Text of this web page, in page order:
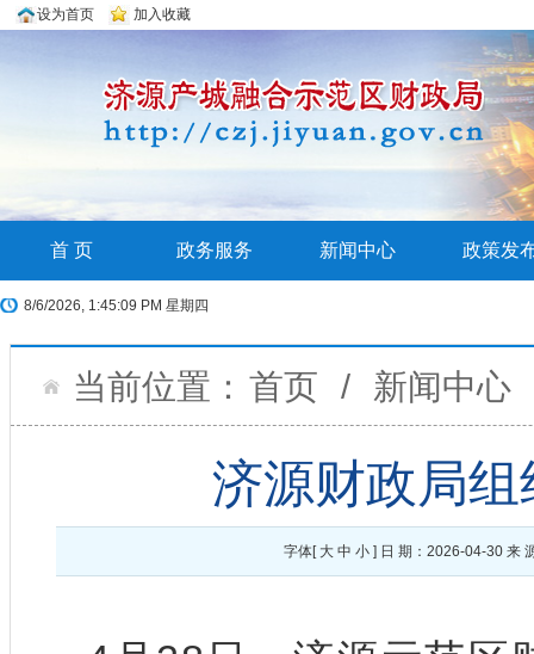
设为首页 加入收藏
首 页 政务服务 新闻中心 政策发
8/6/2026, 1:45:09 PM 星期四
当前位置： 首页 / 新闻中心
济源财政局
字体[ 大 中 小] 日 期：2026-04-30 来